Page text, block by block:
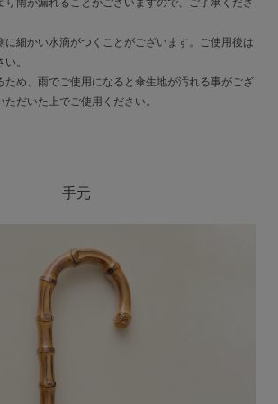
に細かい水滴がつくことがございます。ご使用後は
。
ため、雨でご使用になると傘生地が汚れる事がござ
だいた上でご使用ください。
手元